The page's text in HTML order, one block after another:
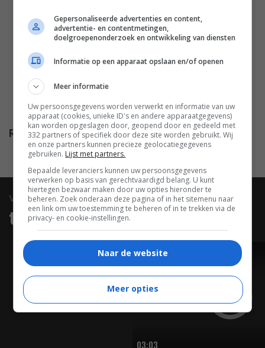
Browne,Sam Gilman,Herbert
Jefferson Jr.,Evaristo Márquez
Hill,Thomas Lyons,Turam
Quibo
Cesaretti,Maurice Rodriguez.
Release
21.12.1969
video
trailers & clips
03:03
Gepersonaliseerde advertenties en content,
advertentie- en contentmetingen,
doelgroepenonderzoek en ontwikkeling van diensten
Informatie op een apparaat opslaan en/of openen
Meer informatie
Uw persoonsgegevens worden verwerkt en informatie van uw
apparaat (cookies, unieke ID's en andere apparaatgegevens)
kan worden opgeslagen door, geopend door en gedeeld met
332 partners of specifiek door deze site worden gebruikt. Wij
en onze partners kunnen precieze geolocatiegegevens
gebruiken. Lijst met partners.
Bepaalde leveranciers kunnen uw persoonsgegevens
verwerken op basis van gerechtvaardigd belang. U kunt
hiertegen bezwaar maken door uw opties hieronder te
beheren. Zoek onderaan deze pagina of in het sitemenu naar
een link om uw toestemming te beheren of in te trekken via de
privacy- en cookie-instellingen.
Naar de website
Meer opties